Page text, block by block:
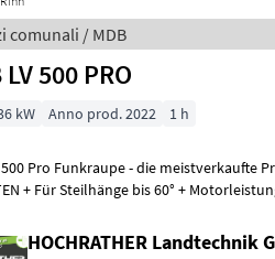
comunali / MDB
LV 500 PRO
kW Anno prod. 2022 1 h
500 Pro Funkraupe - die meistverkaufte
+ Für Steilhänge bis 60° +
HOCHRATHER Landtechnik